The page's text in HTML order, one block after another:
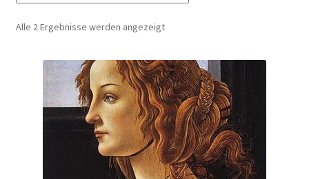
Alle 2 Ergebnisse werden angezeigtNach